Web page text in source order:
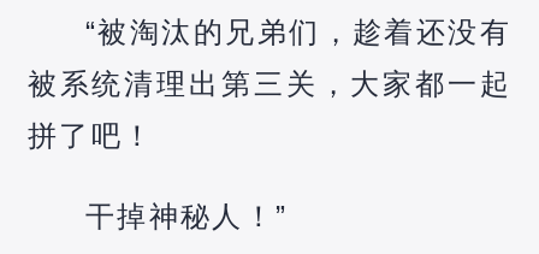
“被淘汰的兄弟们，趁着还没有
被系统清理出第三关，大家都一起
拼了吧！
干掉神秘人！”